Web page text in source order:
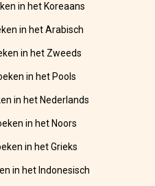
in het Koreaans
in het Arabisch
in het Zweeds
in het Pools
in het Nederlands
in het Noors
in het Grieks
in het Indonesisch